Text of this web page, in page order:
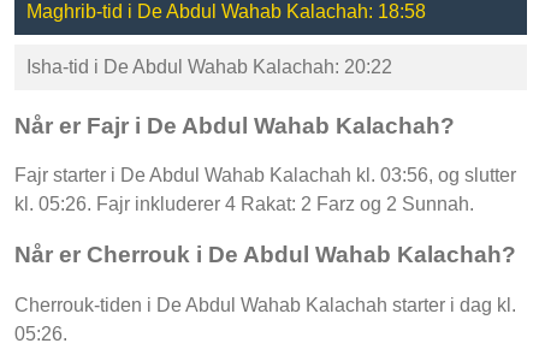
Maghrib-tid i De Abdul Wahab Kalachah: 18:58
Isha-tid i De Abdul Wahab Kalachah: 20:22
Når er Fajr i De Abdul Wahab Kalachah?
Fajr starter i De Abdul Wahab Kalachah kl. 03:56, og slutter
kl. 05:26. Fajr inkluderer 4 Rakat: 2 Farz og 2 Sunnah.
Når er Cherrouk i De Abdul Wahab Kalachah?
Cherrouk-tiden i De Abdul Wahab Kalachah starter i dag kl.
05:26.